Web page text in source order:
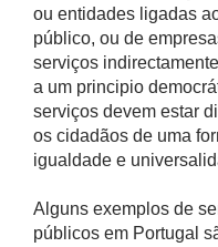
ou entidades ligadas
público, ou de
serviços
a um principio
serviços devem estar
os cidadãos de uma
igualdade e
Alguns exemplos de
públicos em Portugal